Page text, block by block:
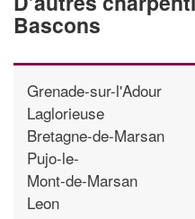
Bascons
Grenade-sur-l'Adour
Laglorieuse
Bretagne-de-Marsan
Pujo-le-
Mont-de-Marsan
Leon